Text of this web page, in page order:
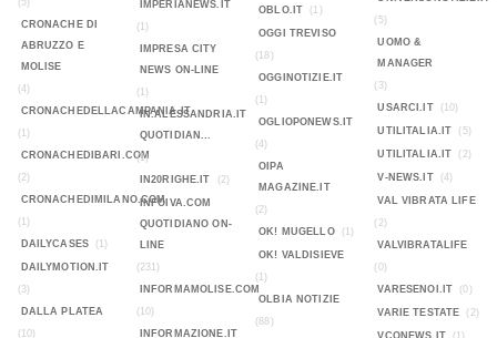
(5)
CRONACHE DI
ABRUZZO E
MOLISE
(4)
CRONACHEDELLACAMPANIA.IT
(1)
CRONACHEDIBARI.COM
(2)
CRONACHEDIMILANO.COM
(1)
DAILYCASES
(1)
DAILYMOTION.IT
(3)
DALLA PLATEA
(10)
IMPERIANEWS.IT
(1)
IMPRESA CITY
NEWS ON-LINE
(1)
IN.ALESSANDRIA.IT
QUOTIDIAN...
(1)
IN20RIGHE.IT
(2)
INFOIVA.COM
QUOTIDIANO ON-
LINE
(231)
INFORMAMOLISE.COM
(10)
INFORMAZIONE.IT
OBLO.IT
(1)
OGGI TREVISO
(18)
OGGINOTIZIE.IT
(1)
OGLIOPONEWS.IT
(4)
OIPA
MAGAZINE.IT
(2)
OK! MUGELLO
(1)
OK! VALDISIEVE
(1)
OLBIA NOTIZIE
(88)
(5)
UOMO &
MANAGER
(3)
USARCI.IT
(10)
UTILITALIA.IT (5)
UTILITALIA.IT (2)
V-NEWS.IT (4)
VAL VIBRATA LIFE
(2)
VALVIBRATALIFE
(0)
VARESENOI.IT
(0)
VARIE TESTATE (2)